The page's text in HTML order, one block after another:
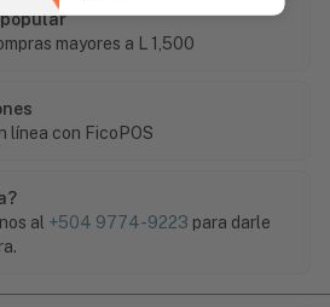
mayores a L 1,500
línea con FicoPOS
al +504 9774-9223 para darle